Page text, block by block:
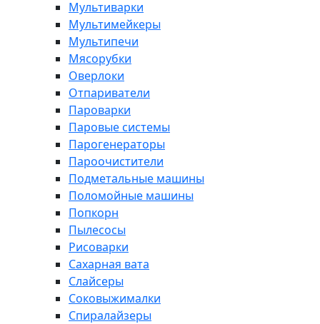
Мультиварки
Мультимейкеры
Мультипечи
Мясорубки
Оверлоки
Отпариватели
Пароварки
Паровые системы
Парогенераторы
Пароочистители
Подметальные машины
Поломойные машины
Попкорн
Пылесосы
Рисоварки
Сахарная вата
Слайсеры
Соковыжималки
Спиралайзеры